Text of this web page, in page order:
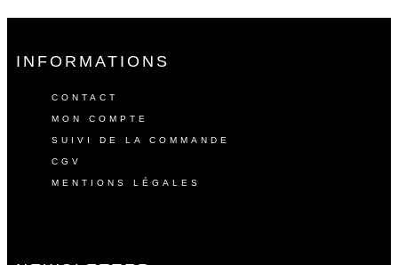
INFORMATIONS
CONTACT
MON COMPTE
SUIVI DE LA COMMANDE
CGV
MENTIONS LÉGALES